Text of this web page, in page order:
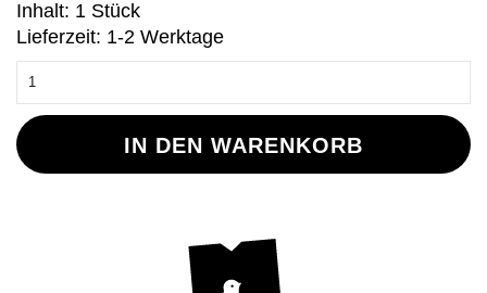
Inhalt: 1 Stück
Lieferzeit: 1-2 Werktage